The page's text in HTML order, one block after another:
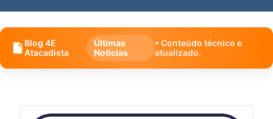
Blog 4E
Atacadista
Últimas
Notícias
• Conteúdo técnico e
atualizado.